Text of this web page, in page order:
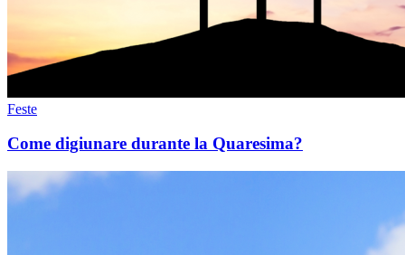
Feste
Come digiunare durante la Quaresima?